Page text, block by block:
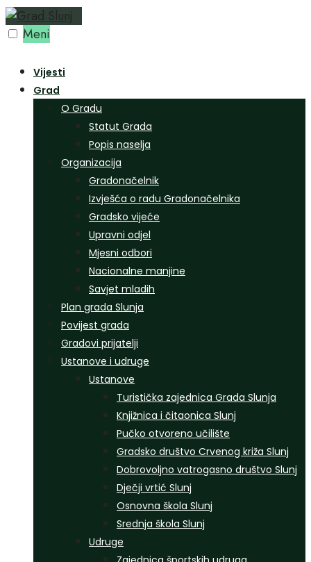
Preskoči
na Meni
Vijesti
Grad
O Gradu
Statut Grada
Popis naselja
Organizacija
Gradonačelnik
Izvješća o radu Gradonačelnika
Gradsko vijeće
Upravni odjel
Mjesni odbori
Nacionalne manjine
Savjet mladih
Plan grada Slunja
Povijest grada
Gradovi prijatelji
Ustanove i udruge
Ustanove
Turistička zajednica Grada Slunja
Knjižnica i čitaonica Slunj
Pučko otvoreno učilište
Gradsko društvo Crvenog križa Slunj
Dobrovoljno vatrogasno društvo Slunj
Dječji vrtić Slunj
Osnovna škola Slunj
Srednja škola Slunj
Udruge